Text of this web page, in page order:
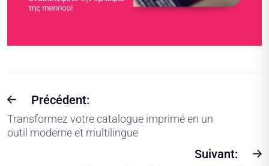
Précédent:
Transformez votre catalogue imprimé en un
outil moderne et multilingue
Suivant: